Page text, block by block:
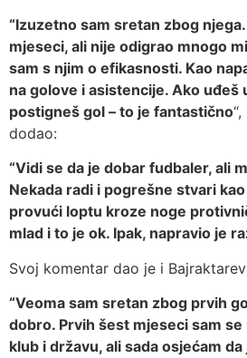
“Izuzetno sam sretan zbog
mjeseci, ali nije odigrao mnogo
sam s njim o efikasnosti. Kao
na golove i asistencije. Ako uđeš
postigneš gol – to je fantastično
dodao:
“Vidi se da je dobar fudbaler, ali
Nekada radi i pogrešne stvari
provući loptu kroze noge
mlad i to je ok. Ipak, napravio je
Svoj komentar dao je i
“Veoma sam sretan zbog prvih
dobro. Prvih šest mjeseci sam
klub i državu, ali sada osjećam